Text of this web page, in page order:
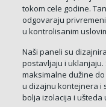
tokom cele godine.
odgovaraju
u kontrolisanim
Naši paneli su
postavljaju i
maksimalne dužine do
u dizajnu kontejnera i
bolja izolacija i ušteda